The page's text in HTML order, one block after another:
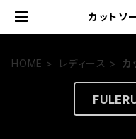
カットソ
HOME レディース カ